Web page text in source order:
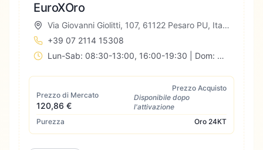
EuroXOro
Via Giovanni Giolitti, 107, 61122 Pesaro PU, Italia
+39 07 2114 15308
Lun-Sab: 08:30-13:00, 16:00-19:30 | Dom: Chiuso
Prezzo di Mercato
120,86 €
Prezzo Acquisto
Disponibile dopo
l'attivazione
Purezza
Oro 24KT